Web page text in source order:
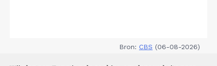
Bron: CBS (06-08-2026)